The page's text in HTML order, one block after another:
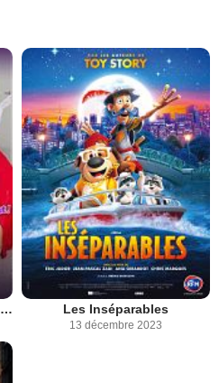
Les Capone attendent un bébé Les Inséparables
13 décembre 2023